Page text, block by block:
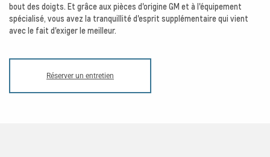
bout des doigts. Et grâce aux pièces d'origine GM et à l'équipement
spécialisé, vous avez la tranquillité d'esprit supplémentaire qui vient
avec le fait d'exiger le meilleur.
Réserver un entretien